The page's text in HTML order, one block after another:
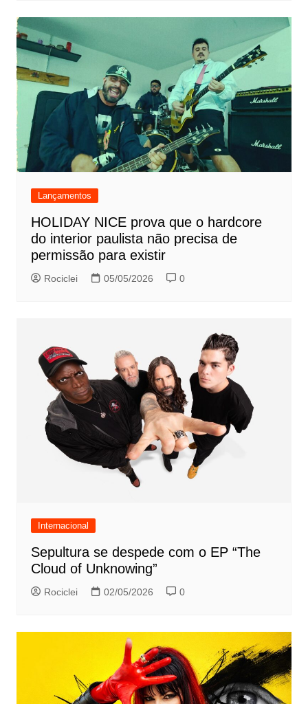
Lançamentos
HOLIDAY NICE prova que o hardcore
do interior paulista não precisa de
permissão para existir
Rociclei 05/05/2026 0
Internacional
Sepultura se despede com o EP “The
Cloud of Unknowing”
Rociclei 02/05/2026 0